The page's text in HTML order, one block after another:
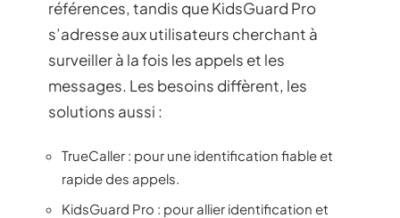
références, tandis que KidsGuard Pro
s’adresse aux utilisateurs cherchant à
surveiller à la fois les appels et les
messages. Les besoins diffèrent, les
solutions aussi :
TrueCaller : pour une identification fiable et
rapide des appels.
KidsGuard Pro : pour allier identification et